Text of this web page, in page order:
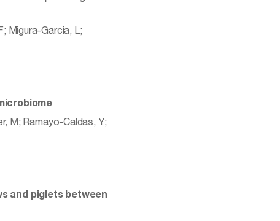
Migura-Garcia, L;
M; Ramayo-Caldas, Y;
and piglets between